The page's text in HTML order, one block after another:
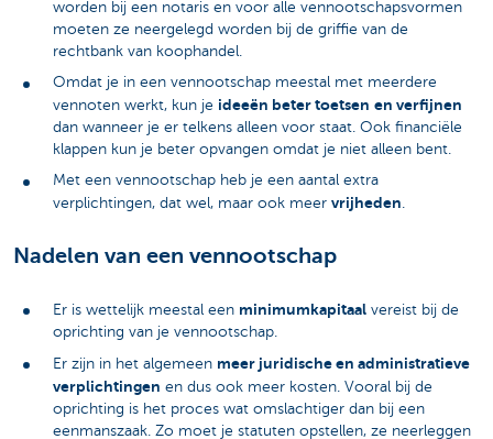
worden bij een notaris en voor alle vennootschapsvormen
moeten ze neergelegd worden bij de griffie van de
rechtbank van koophandel.
Omdat je in een vennootschap meestal met meerdere
vennoten werkt, kun je ideeën beter toetsen en verfijnen
dan wanneer je er telkens alleen voor staat. Ook financiële
klappen kun je beter opvangen omdat je niet alleen bent.
Met een vennootschap heb je een aantal extra
verplichtingen, dat wel, maar ook meer vrijheden.
Nadelen van een vennootschap
Er is wettelijk meestal een minimumkapitaal vereist bij de
oprichting van je vennootschap.
Er zijn in het algemeen meer juridische en administratieve
verplichtingen en dus ook meer kosten. Vooral bij de
oprichting is het proces wat omslachtiger dan bij een
eenmanszaak. Zo moet je statuten opstellen, ze neerleggen